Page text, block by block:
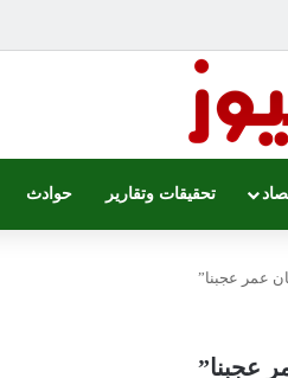
تحقيقات وتقارير حوادث
عمر عجبنا”
عجبنا”